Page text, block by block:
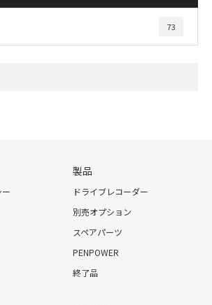
す。
安となります。
ください。
73
製品
ドライブレコーダー
別売オプション
スペアパーツ
PENPOWER
終了品